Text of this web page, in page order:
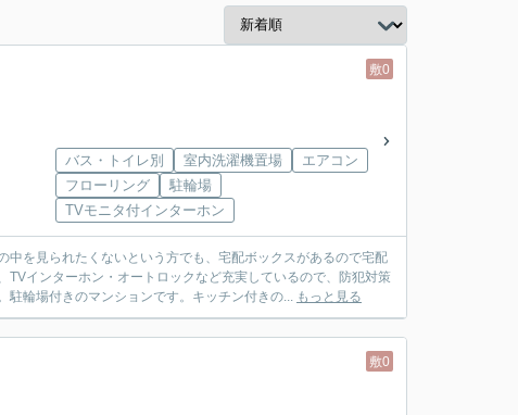
敷0
バス・トイレ別 室内洗濯機置場
エアコン
フローリング
駐輪場
TVモニタ付インターホン
を見られたくないという方でも、宅配ボックスがあるので宅配
インターホン・オートロックなど充実しているので、防犯対策
駐輪場付きのマンションです。キッチン付きの... もっと見る
敷0